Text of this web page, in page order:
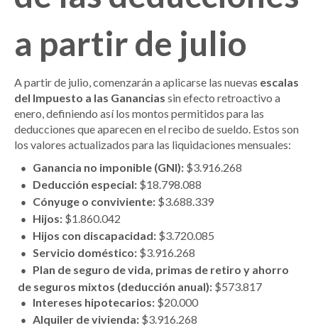
a partir de julio
A partir de julio, comenzarán a aplicarse las nuevas escalas
del Impuesto a las Ganancias sin efecto retroactivo a
enero, definiendo así los montos permitidos para las
deducciones que aparecen en el recibo de sueldo. Estos son
los valores actualizados para las liquidaciones mensuales:
Ganancia no imponible (GNI): $3.916.268
Deducción especial: $18.798.088
Cónyuge o conviviente: $3.688.339
Hijos: $1.860.042
Hijos con discapacidad: $3.720.085
Servicio doméstico: $3.916.268
Plan de seguro de vida, primas de retiro y ahorro
de seguros mixtos (deducción anual): $573.817
Intereses hipotecarios: $20.000
Alquiler de vivienda: $3.916.268